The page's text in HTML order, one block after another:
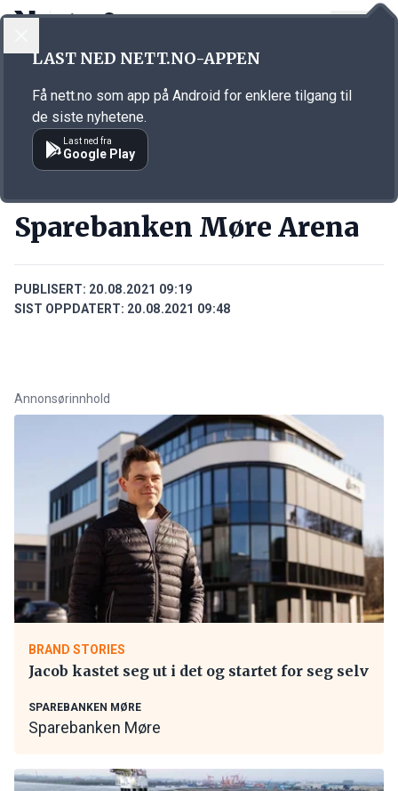
Annonsørinnhold
Sparebanken Møre Arena
PUBLISERT: 20.08.2021 09:19
SIST OPPDATERT: 20.08.2021 09:48
Annonsørinnhold
BRAND STORIES
Jacob kastet seg ut i det og startet for seg selv
SPAREBANKEN MØRE
Sparebanken Møre
LAST NED NETT.NO-APPEN
Få nett.no som app på Android for enklere tilgang til
de siste nyhetene.
Last ned fra
Google Play